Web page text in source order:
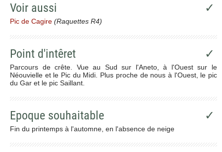
Voir aussi ✓
Pic de Cagire (Raquettes R4)
Point d'intêret ✓
Parcours de crête. Vue au Sud sur l'Aneto, à l'Ouest sur le
Néouvielle et le Pic du Midi. Plus proche de nous à l'Ouest, le pic
du Gar et le pic Saillant.
Epoque souhaitable ✓
Fin du printemps à l'automne, en l'absence de neige